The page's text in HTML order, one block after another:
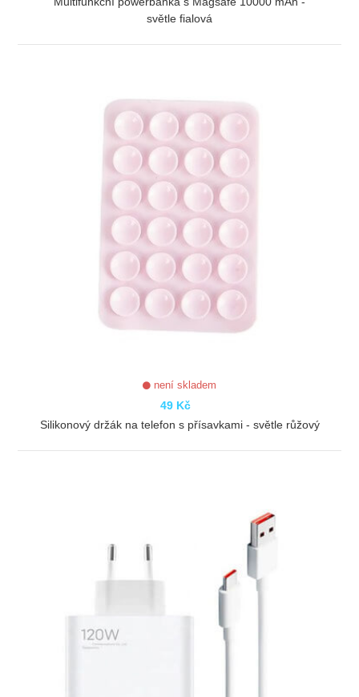
světle fialová
není skladem
49 Kč
Silikonový držák na telefon s přísavkami - světle růžový